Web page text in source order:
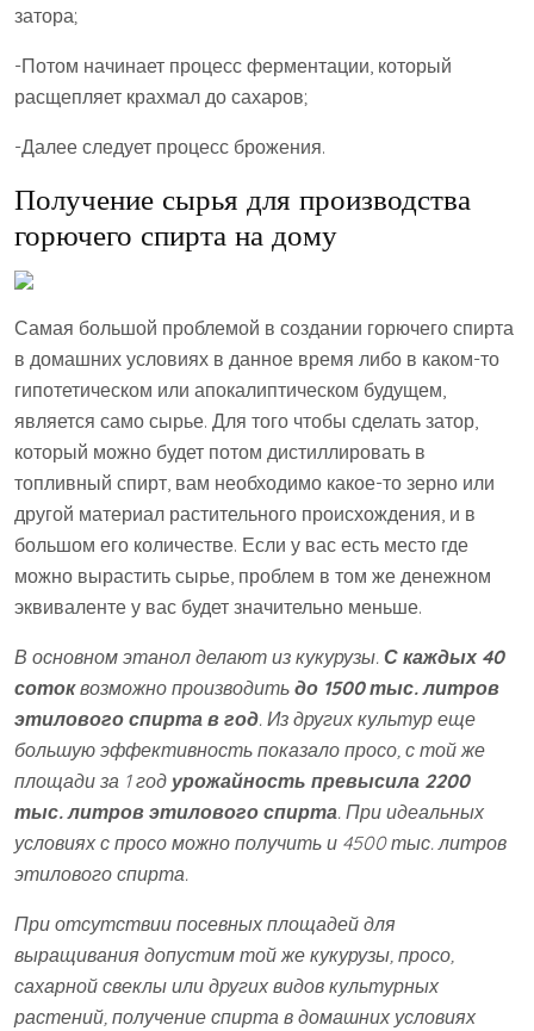
затора;
-Потом начинает процесс ферментации, который
расщепляет крахмал до сахаров;
-Далее следует процесс брожения.
Получение сырья для производства
горючего спирта на дому
Самая большой проблемой в создании горючего спирта
в домашних условиях в данное время либо в каком-то
гипотетическом или апокалиптическом будущем,
является само сырье. Для того чтобы сделать затор,
который можно будет потом дистиллировать в
топливный спирт, вам необходимо какое-то зерно или
другой материал растительного происхождения, и в
большом его количестве. Если у вас есть место где
можно вырастить сырье, проблем в том же денежном
эквиваленте у вас будет значительно меньше.
В основном этанол делают из кукурузы. С каждых 40
сотоквозможно производить до 1500 тыс. литров
этилового спирта в год. Из других культур еще
большую эффективность показало просо, с той же
площади за 1 год урожайность превысила 2200
тыс. литров этилового спирта. При идеальных
условиях с просо можно получить и 4500 тыс. литров
этилового спирта.
При отсутствии посевных площадей для
выращивания допустим той же кукурузы, просо,
сахарной свеклы или других видов культурных
растений, получение спирта в домашних условиях